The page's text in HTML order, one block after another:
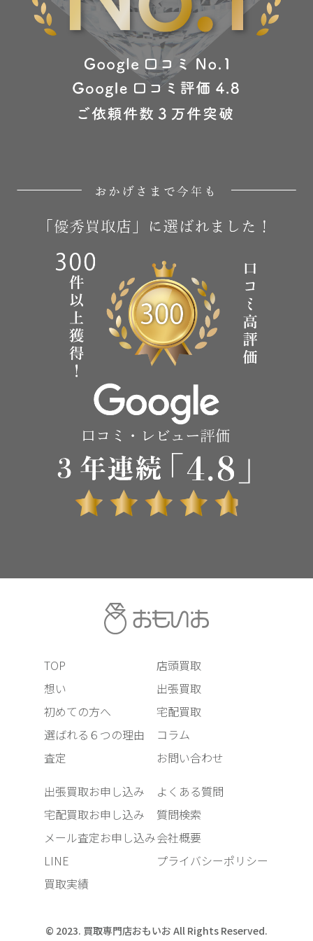
TOP
想い
初めての方へ
選ばれる６つの理由
査定
店頭買取
出張買取
宅配買取
コラム
お問い合わせ
出張買取お申し込み
宅配買取お申し込み
メール査定お申し込み
LINE
買取実績
よくある質問
質問検索
会社概要
プライバシーポリシー
© 2023. 買取専門店おもいお All Rights Reserved.